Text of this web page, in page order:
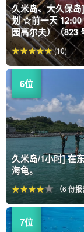
久米岛、大久保
划 ☆前一天 12:00
园高尔夫）（823
(10)
久米岛/1小时] 在
海龟。
（6 份报